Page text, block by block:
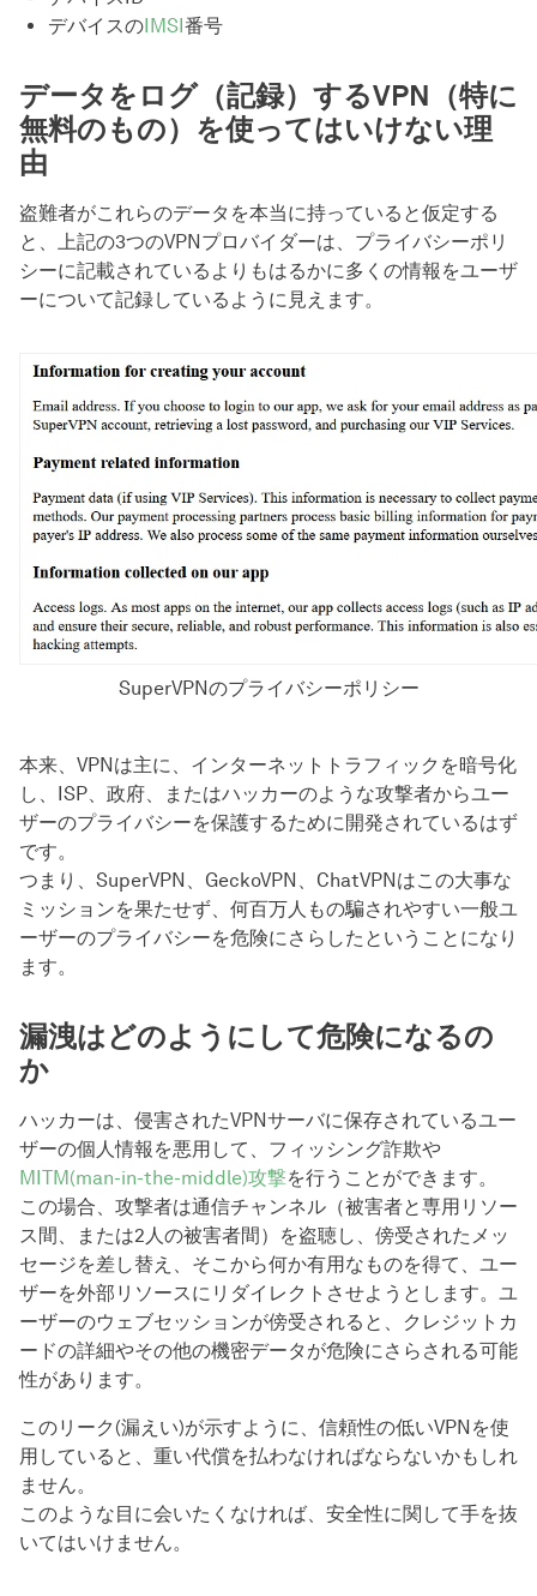
デバイスのIMSI番号
データをログ（記録）するVPN（特に
無料のもの）を使ってはいけない理
由
盗難者がこれらのデータを本当に持っていると仮定する
と、上記の3つのVPNプロバイダーは、プライバシーポリ
シーに記載されているよりもはるかに多くの情報をユーザ
ーについて記録しているように見えます。
SuperVPNのプライバシーポリシー
本来、VPNは主に、インターネットトラフィックを暗号化
し、ISP、政府、またはハッカーのような攻撃者からユー
ザーのプライバシーを保護するために開発されているはず
です。
つまり、SuperVPN、GeckoVPN、ChatVPNはこの大事な
ミッションを果たせず、何百万人もの騙されやすい一般ユ
ーザーのプライバシーを危険にさらしたということになり
ます。
漏洩はどのようにして危険になるの
か
ハッカーは、侵害されたVPNサーバに保存されているユー
ザーの個人情報を悪用して、フィッシング詐欺や
MITM(man-in-the-middle)攻撃を行うことができます。
この場合、攻撃者は通信チャンネル（被害者と専用リソー
ス間、または2人の被害者間）を盗聴し、傍受されたメッ
セージを差し替え、そこから何か有用なものを得て、ユー
ザーを外部リソースにリダイレクトさせようとします。ユ
ーザーのウェブセッションが傍受されると、クレジットカ
ードの詳細やその他の機密データが危険にさらされる可能
性があります。
このリーク(漏えい)が示すように、信頼性の低いVPNを使
用していると、重い代償を払わなければならないかもしれ
ません。
このような目に会いたくなければ、安全性に関して手を抜
いてはいけません。